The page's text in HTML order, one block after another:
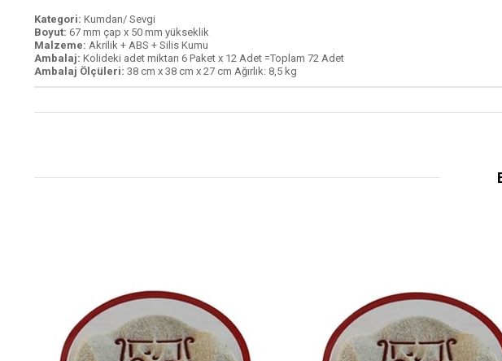
Kategori: Kumdan/ Sevgi
Boyut: 67 mm çap x 50 mm yükseklik
Malzeme: Akrilik + ABS + Silis Kumu
Ambalaj: Kolideki adet miktarı 6 Paket x 12 Adet =Toplam 72 Adet
Ambalaj Ölçüleri: 38 cm x 38 cm x 27 cm Ağırlık: 8,5 kg